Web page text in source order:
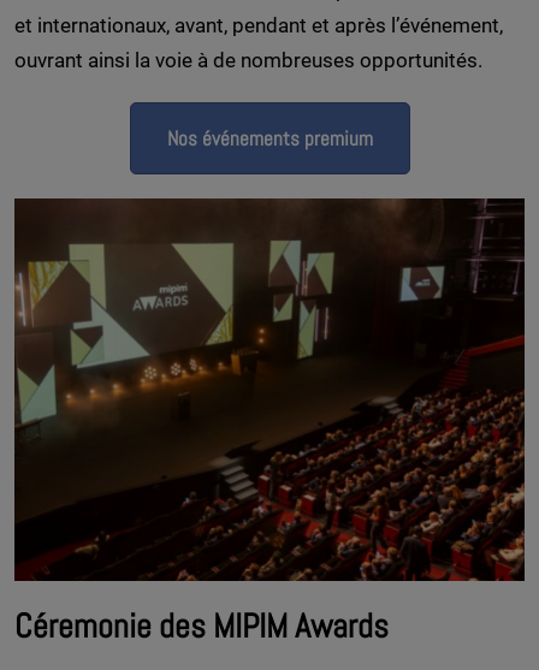
et internationaux, avant, pendant et après l’événement,
ouvrant ainsi la voie à de nombreuses opportunités.
Nos événements premium
Céremonie des MIPIM Awards